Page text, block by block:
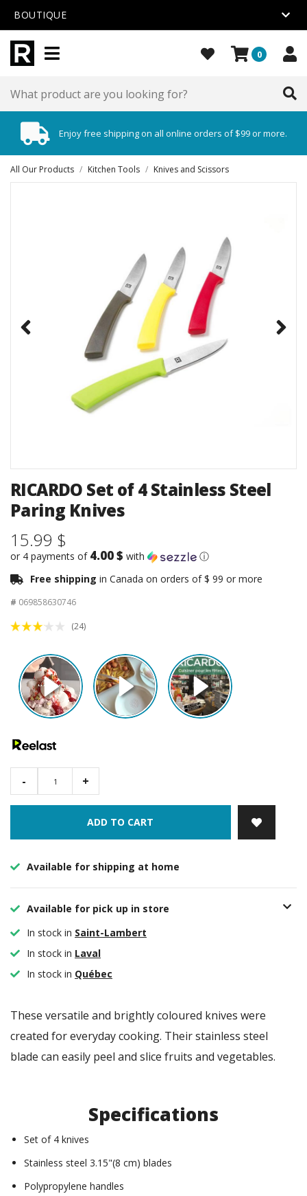
BOUTIQUE
0
Enjoy free shipping on all online orders of $99 or more.
All Our Products / Kitchen Tools / Knives and Scissors
RICARDO Set of 4 Stainless Steel
Paring Knives
15.99 $
or 4 payments of 4.00 $ with
ⓘ
Free shipping in Canada on orders of $ 99 or more
# 069858630746
(24)
- +
ADD TO CART
Available for shipping at home
Available for pick up in store
In stock in Saint-Lambert
In stock in Laval
In stock in Québec
These versatile and brightly coloured knives were
created for everyday cooking. Their stainless steel
blade can easily peel and slice fruits and vegetables.
Specifications
Set of 4 knives
Stainless steel 3.15"(8 cm) blades
Polypropylene handles